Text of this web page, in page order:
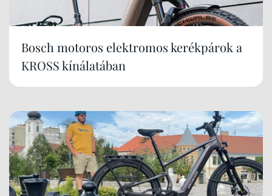
Bosch motoros elektromos kerékpárok a
KROSS kínálatában